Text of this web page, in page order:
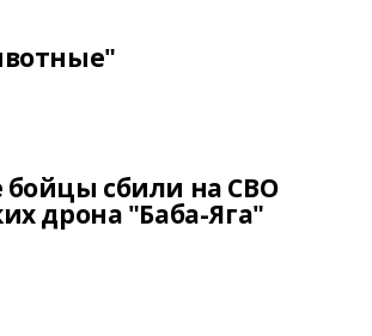
сбили на СВО
дрона "Баба-Яга"